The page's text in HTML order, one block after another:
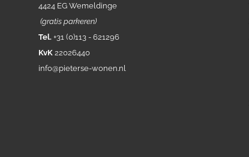
4424 EG Wemeldinge
(gratis parkeren)
Tel.+31 (0)113 - 621296
KvK 22026440
info@pieterse-wonen.nl